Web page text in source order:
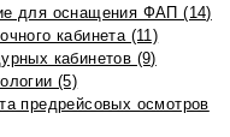
для оснащения ФАП (14)
кабинета (11)
кабинетов (9)
(5)
предрейсовых осмотров